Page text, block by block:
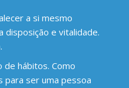
a si mesmo
disposição e vitalidade.
de hábitos. Como
para ser uma pessoa